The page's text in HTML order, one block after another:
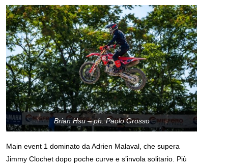
Brian Hsu – ph. Paolo Grosso
Main event 1 dominato da Adrien Malaval, che supera
Jimmy Clochet dopo poche curve e s’invola solitario. Più